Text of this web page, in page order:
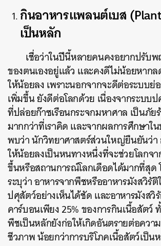
กินอาหารแพลนต์เบส
เป็นหลัก
เชื่อว่าในปีนี้หลายคนคงอยากปรับ
ของตนเองอยู่แล้ว และคงดีไม่น้อยหาก
ให้น้อยลง เพราะนอกจากจะดีต่อระบบย่
เพิ่มขึ้น ยังดีต่อโลกด้วย เนื่องจากระบ
ที่ปล่อยก๊าซเรือนกระจกมหาศาล เป็นภัย
มากกว่าที่เราคิด และจากผลการศึกษาใ
พบว่า นักวิทยาศาสตร์ส่วนใหญ่ยืนยันว่า
ให้น้อยลงเป็นหนทางหนึ่งที่จะช่วยโลก
ขึ้นหรือสถานการณ์โลกเดือดได้มากที่สุด
ระบุว่า อาหารจากพืชหรืออาหารมังสวิรั
ปศุสัตว์อย่างเห็นได้ชัด และอาหารมังสวิ
คาร์บอนเพียง 25% ของการกินเนื้อสัตว์
พืชเป็นหลักยังก่อให้เกิดอันตรายต่อควา
ชีวภาพ น้อยกว่าการบริโภคเนื้อสัตว์เป็น